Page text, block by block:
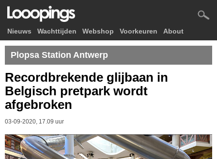
Nieuws Wachttijden Webshop Voorkeuren About
Plopsa Station Antwerp
Recordbrekende glijbaan in
Belgisch pretpark wordt
afgebroken
03-09-2020, 17.09 uur